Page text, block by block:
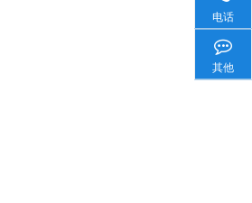
电话
其他